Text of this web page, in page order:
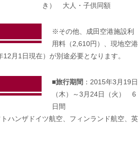
き） 大人・子供同額
※その他、成田空港施設利
用料（2,610円）、現地空港
月1日現在）が別途必要となります。
■旅行期間 ：2015年3月19日
（木）～3月24日（火） 6
日間
ハンザドイツ航空、フィンランド航空、英